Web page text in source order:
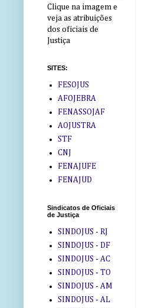
Clique na imagem e
veja as atribuições
dos oficiais de
Justiça
SITES:
FESOJUS
AFOJEBRA
FENASSOJAF
AOJUSTRA
STF
CNJ
FENAJUFE
FENAJUD
Sindicatos de Oficiais
de Justiça
SINDOJUS - RJ
SINDOJUS - DF
SINDOJUS - AC
SINDOJUS - TO
SINDOJUS - AM
SINDOJUS - AL